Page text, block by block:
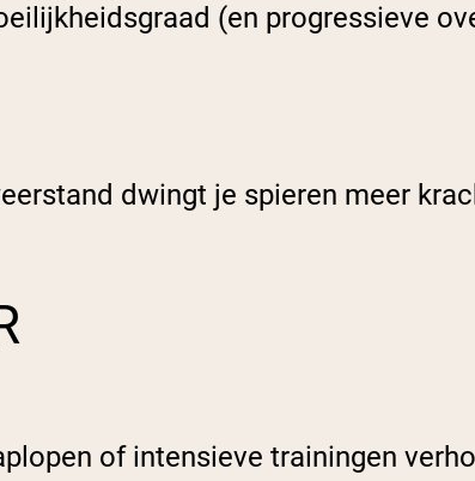
(en progressieve
dwingt je spieren meer
of intensieve trainingen